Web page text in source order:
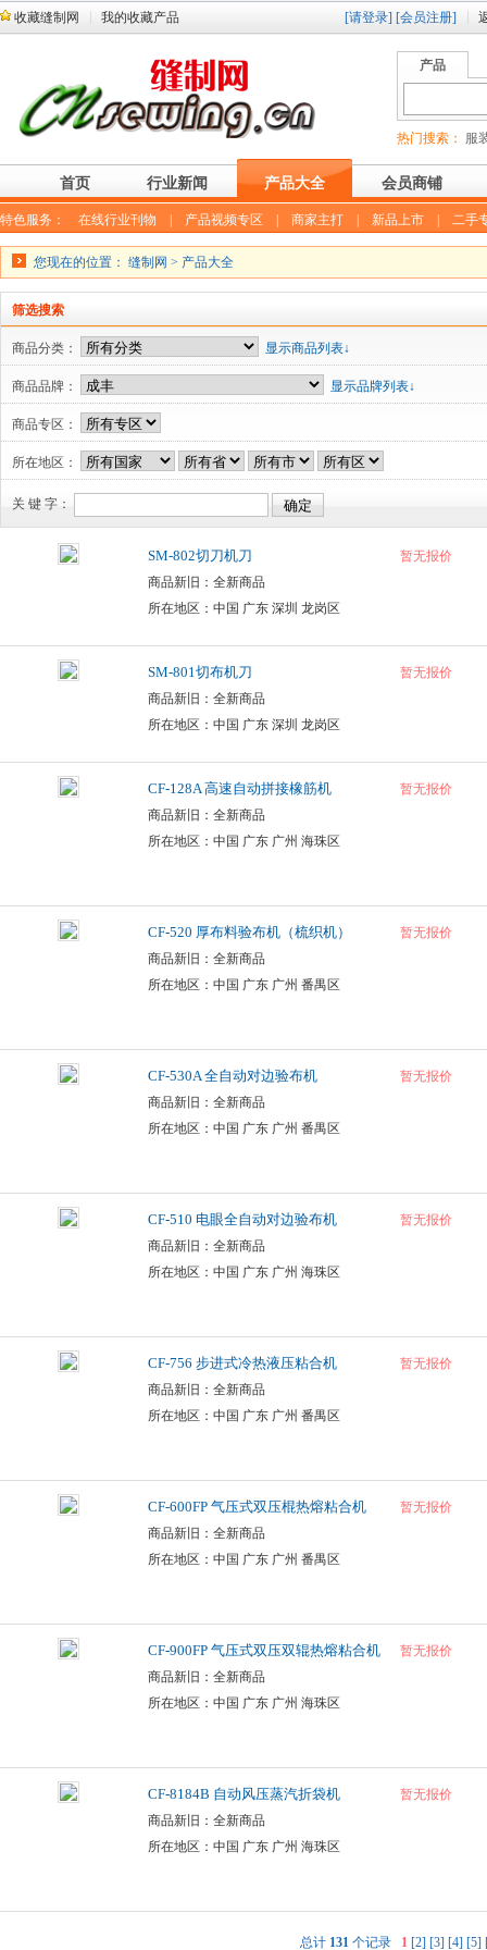
收藏缝制网 我的收藏产品 [请登录] [会员注册]
产品
热门搜索： 服
首页 行业新闻 产品大全 会员商铺
特色服务： 在线行业刊物 产品视频专区 商家主打 新品上市 二手
您现在的位置： 缝制网 > 产品大全
筛选搜索
商品分类： 显示商品列表↓
商品品牌： 显示品牌列表↓
商品专区：
所在地区：
关 键 字：
SM-802切刀机刀
商品新旧：全新商品
所在地区：中国 广东 深圳 龙岗区
暂无报价
SM-801切布机刀
商品新旧：全新商品
所在地区：中国 广东 深圳 龙岗区
暂无报价
CF-128A 高速自动拼接橡筋机
商品新旧：全新商品
所在地区：中国 广东 广州 海珠区
暂无报价
CF-520 厚布料验布机（梳织机）
商品新旧：全新商品
所在地区：中国 广东 广州 番禺区
暂无报价
CF-530A 全自动对边验布机
商品新旧：全新商品
所在地区：中国 广东 广州 番禺区
暂无报价
CF-510 电眼全自动对边验布机
商品新旧：全新商品
所在地区：中国 广东 广州 海珠区
暂无报价
CF-756 步进式冷热液压粘合机
商品新旧：全新商品
所在地区：中国 广东 广州 番禺区
暂无报价
CF-600FP 气压式双压棍热熔粘合机
商品新旧：全新商品
所在地区：中国 广东 广州 番禺区
暂无报价
CF-900FP 气压式双压双辊热熔粘合机
商品新旧：全新商品
所在地区：中国 广东 广州 海珠区
暂无报价
CF-8184B 自动风压蒸汽折袋机
商品新旧：全新商品
所在地区：中国 广东 广州 海珠区
暂无报价
总计 131 个记录 1 [2] [3] [4] [5]